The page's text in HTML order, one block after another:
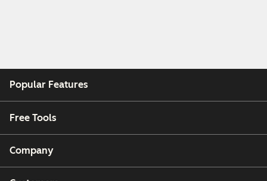
Popular Features
Free Tools
Company